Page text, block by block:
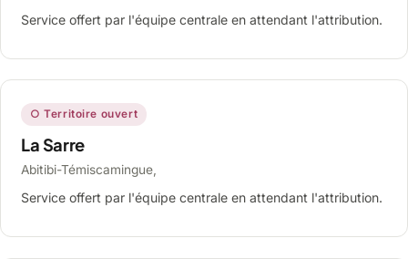
Service offert par l'équipe centrale en attendant l'attribution.
○ Territoire ouvert
La Sarre
Abitibi-Témiscamingue,
Service offert par l'équipe centrale en attendant l'attribution.